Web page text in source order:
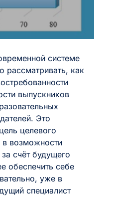
системе
рассматривать, как
выпускников
Это
целевого
в возможности
счёт будущего
обеспечить себе
уже в
специалист